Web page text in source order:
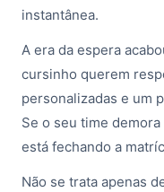
instantânea.
A era da espera
cursinho querem
personalizadas e um
Se o seu time
está fechando a
Não se trata apenas